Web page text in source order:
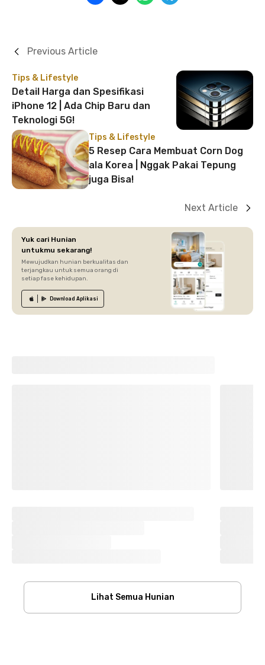
Tips & Lifestyle
Detail Harga dan Spesifikasi
iPhone 12 | Ada Chip Baru dan
Teknologi 5G!
Previous Article
Tips & Lifestyle
5 Resep Cara Membuat Corn Dog
ala Korea | Nggak Pakai Tepung
juga Bisa!
Next Article
Yuk cari Hunian
untukmu sekarang!
Mewujudkan hunian berkualitas dan
terjangkau untuk semua orang di
setiap fase kehidupan.
Download Aplikasi
Lihat Semua Hunian